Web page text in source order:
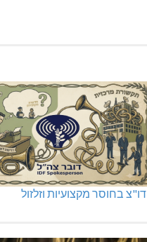
דו"צ בחוסר מקצועיות וזלזול